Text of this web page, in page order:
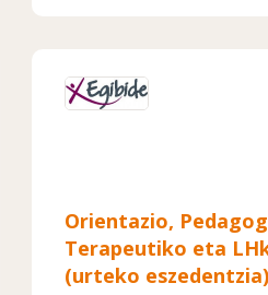
Orientazio,
Terapeutiko eta
(urteko eszedentzia)